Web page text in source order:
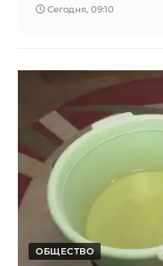
Сегодня, 09:10
ОБЩЕСТВО